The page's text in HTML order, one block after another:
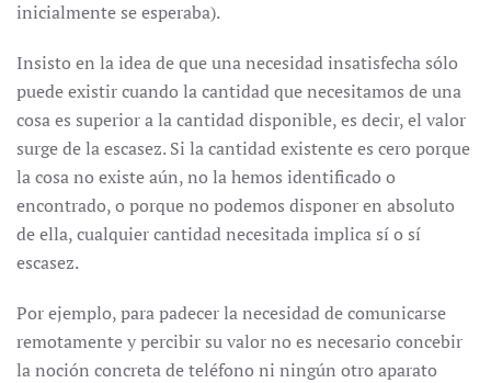
inicialmente se esperaba).
Insisto en la idea de que una necesidad insatisfecha sólo
puede existir cuando la cantidad que necesitamos de una
cosa es superior a la cantidad disponible, es decir, el valor
surge de la escasez. Si la cantidad existente es cero porque
la cosa no existe aún, no la hemos identificado o
encontrado, o porque no podemos disponer en absoluto
de ella, cualquier cantidad necesitada implica sí o sí
escasez.
Por ejemplo, para padecer la necesidad de comunicarse
remotamente y percibir su valor no es necesario concebir
la noción concreta de teléfono ni ningún otro aparato